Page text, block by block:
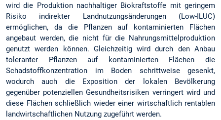
wird die Produktion nachhaltiger Biokraftstoffe mit geringem
Risiko indirekter Landnutzungsänderungen (Low-ILUC)
ermöglichen, da die Pflanzen auf kontaminierten Flächen
angebaut werden, die nicht für die Nahrungsmittelproduktion
genutzt werden können. Gleichzeitig wird durch den Anbau
toleranter Pflanzen auf kontaminierten Flächen die
Schadstoffkonzentration im Boden schrittweise gesenkt,
wodurch auch die Exposition der lokalen Bevölkerung
gegenüber potenziellen Gesundheitsrisiken verringert wird und
diese Flächen schließlich wieder einer wirtschaftlich rentablen
landwirtschaftlichen Nutzung zugeführt werden.